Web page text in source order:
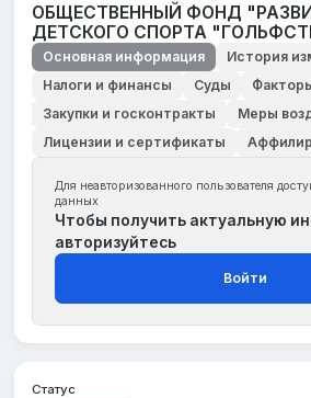
ОБЩЕСТВЕННЫЙ ФОНД
ДЕТСКОГО СПОРТА
Основная информация
История
Налоги и финансы
Суды
Закупки и госконтракты
Меры
Лицензии и сертификаты
Для неавторизованного пользователя
данных
Чтобы получить актуальную
авторизуйтесь
Войти
Статус